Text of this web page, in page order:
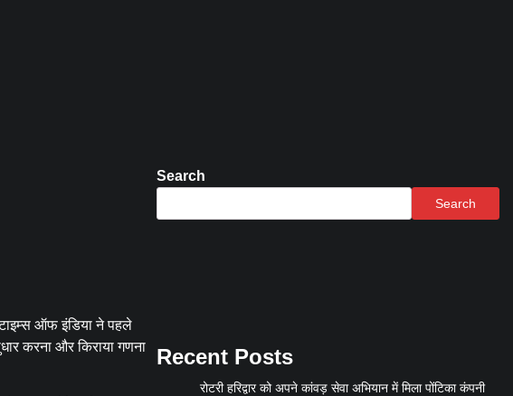
टाइम्स ऑफ इंडिया ने पहले
करना और किराया गणना
Search
Search
Recent Posts
रोटरी हरिद्वार को अपने कांवड़ सेवा अभियान में मिला पोंटिका कंपनी